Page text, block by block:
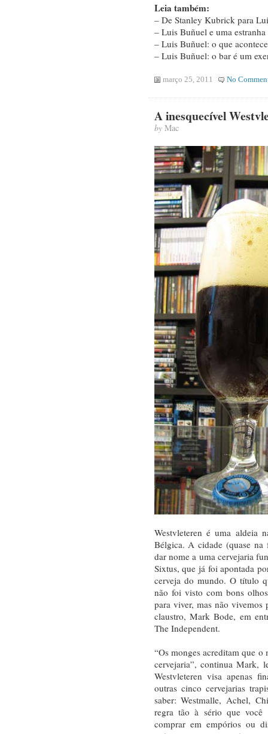
Leia também:
– De Stanley Kubrick para
– Luis Buñuel e uma
– Luis Buñuel: o que
– Luis Buñuel: o bar é um
março 25, 2011 No
A inesquecível
byMac
Westvleteren é uma aldeia
Bélgica. A cidade (quase
dar nome a uma cervejaria
Sixtus, que já foi apontada
cerveja do mundo. O título
não foi visto com bons
para viver, mas não vivemos
claustro, Mark Bode, em
The Independent.
“Os monges acreditam que
cervejaria”, continua Mark,
Westvleteren visa apenas
outras cinco cervejarias
saber: Westmalle, Achel,
regra tão à sério que você
comprar em empórios ou